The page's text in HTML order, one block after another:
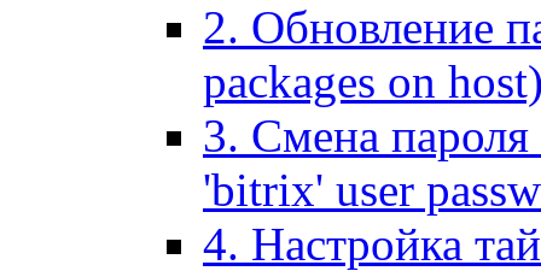
2. Обновление
packages on
3. Смена пароля
'bitrix' user
4. Настройка